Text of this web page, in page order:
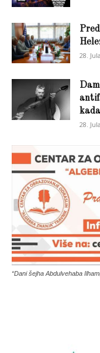
28.
28.
“Dani šejha Abdulvehaba